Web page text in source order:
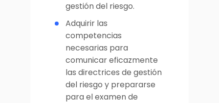
gestión del riesgo.
Adquirir las
competencias
necesarias para
comunicar eficazmente
las directrices de gestión
del riesgo y prepararse
para el examen de